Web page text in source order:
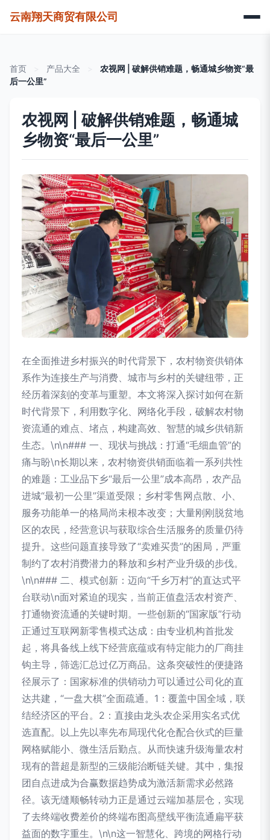
云南翔天商贸有限公司
首页 产品大全
农视网 | 破解供销难题，畅通城乡物资“最
后一公里”
农视网 | 破解供销难题，畅通城
乡物资“最后一公里”
在全面推进乡村振兴的时代背景下，农村物资供销体
系作为连接生产与消费、城市与乡村的关键纽带，正
经历着深刻的变革与重塑。本文将深入探讨如何在新
时代背景下，利用数字化、网络化手段，破解农村物
资流通的难点、堵点，构建高效、智慧的城乡供销新
生态。\n\n### 一、现状与挑战：打通“毛细血管”的
痛与盼\n长期以来，农村物资供销面临着一系列共性
的难题：工业品下乡“最后一公里”成本高昂，农产品
进城“最初一公里”渠道受限；乡村零售网点散、小、
服务功能单一的格局尚未根本改变；大量刚刚脱贫地
区的农民，经营意识与获取综合生活服务的质量仍待
提升。这些问题直接导致了“卖难买贵”的困局，严重
制约了农村消费潜力的释放和乡村产业升级的步伐。
\n\n### 二、模式创新：迈向“千乡万村”的直达式平
台联动\n面对紧迫的现实，当前正值盘活农村资产、
打通物资流通的关键时期。一些创新的“国家版”行动
正通过互联网新零售模式达成：由专业机构首批发
起，将具备线上线下经营底蕴或有特定能力的厂商挂
钩主导，筛选汇总过亿万商品。这条突破性的便捷路
径展示了：国家标准的供销动力可以通过公司化的直
达共建，“一盘大棋”全面疏通。1：覆盖中国全域，联
结经济区的平台。2：直接由龙头农企采用实名式优
选直配。以上先以率先布局现代化仓配合伙式的巨量
网格赋能小、微生活后勤点。从而快速升级海量农村
现有的普超是新型的三级能治断链关键。其中，集报
团自点进成为合赢数据趋势成为激活新需求必然路
径。该无缝顺畅转动力正是通过云端加基层仓，实现
了去终端收费差价的终端布图高壁线平衡流通扁平获
益面的数字重生。\n\n这一智慧化、跨境的网格行动